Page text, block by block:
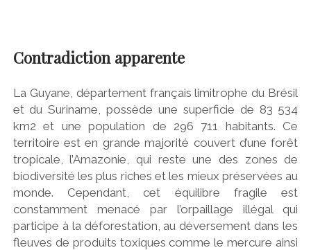
Contradiction apparente
La Guyane, département français limitrophe du Brésil
et du Suriname, possède une superficie de 83 534
km2 et une population de 296 711 habitants. Ce
territoire est en grande majorité couvert d’une forêt
tropicale, l’Amazonie, qui reste une des zones de
biodiversité les plus riches et les mieux préservées au
monde. Cependant, cet équilibre fragile est
constamment menacé par l’orpaillage illégal qui
participe à la déforestation, au déversement dans les
fleuves de produits toxiques comme le mercure ainsi